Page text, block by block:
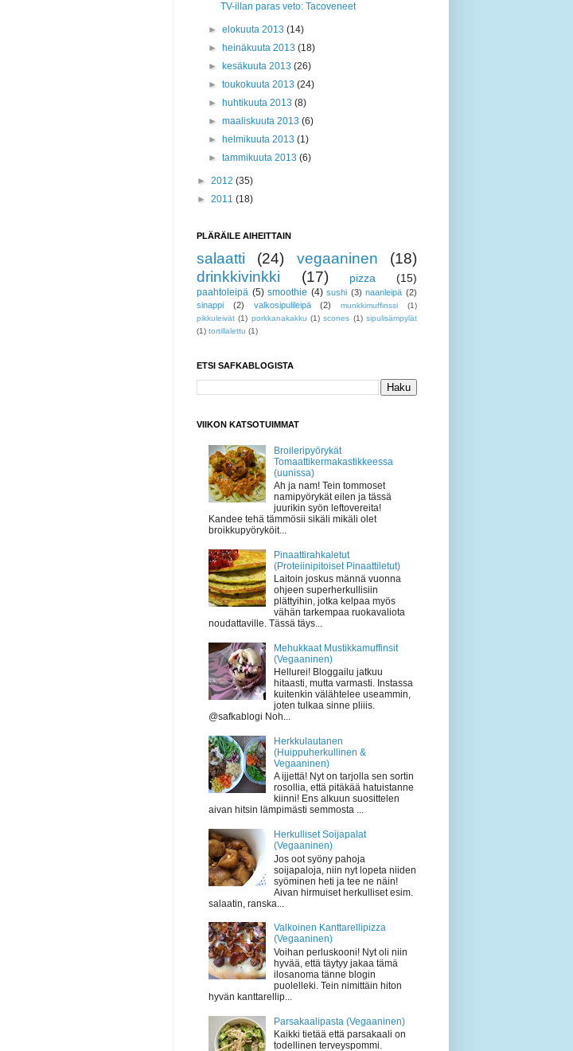
TV-illan paras veto: Tacoveneet
►elokuuta 2013(14)
►
heinäkuuta 2013(18)
►
kesäkuuta 2013(26)
►toukokuuta 2013(24)
►
huhtikuuta 2013(8)
►maaliskuuta 2013(6)
►
helmikuuta 2013(1)
►tammikuuta 2013(6)
► 2012 (35)
► 2011 (18)
PLÄRÄILE AIHEITTAIN
salaatti (24) vegaaninen
(18)
drinkkivinkki
(17) pizza (15)
paahtoleipä (5) smoothie (4) sushi (3) naanleipä (2)
sinappi
(2) valkosipulileipä (2) munkkimuffinssi
(1)
pikkuleivät (1) porkkanakakku (1) scones (1) sipulisämpylät
(1) tortillalettu (1)
ETSI SAFKABLOGISTA
VIIKON KATSOTUIMMAT
Broileripyörykät
Tomaattikermakastikkeessa
(uunissa)
Ah ja nam! Tein tommoset
namipyörykät eilen ja tässä
juurikin syön leftovereita!
Kandee tehä tämmösii sikäli mikäli olet
broikkupyöryköit...
Pinaattirahkaletut
(Proteiinipitoiset Pinaattiletut)
Laitoin joskus männä vuonna
ohjeen superherkullisiin
plättyihin, jotka kelpaa myös
vähän tarkempaa ruokavaliota
noudattaville. Tässä täys...
Mehukkaat Mustikkamuffinsit
(Vegaaninen)
Hellurei! Bloggailu jatkuu
hitaasti, mutta varmasti. Instassa
kuitenkin välähtelee useammin,
joten tulkaa sinne pliiis.
@safkablogi Noh...
Herkkulautanen
(Huippuherkullinen &
Vegaaninen)
A ijjettä! Nyt on tarjolla sen sortin
rosollia, että pitäkää hatuistanne
kiinni! Ens alkuun suosittelen
aivan hitsin lämpimästi semmosta ...
Herkulliset Soijapalat
(Vegaaninen)
Jos oot syöny pahoja
soijapaloja, niin nyt lopeta niiden
syöminen heti ja tee ne näin!
Aivan hirmuiset herkulliset esim.
salaatin, ranska...
Valkoinen Kanttarellipizza
(Vegaaninen)
Voihan perluskooni! Nyt oli niin
hyvää, että täytyy jakaa tämä
ilosanoma tänne blogin
puolelleki. Tein nimittäin hiton
hyvän kanttarellip...
Parsakaalipasta (Vegaaninen)
Kaikki tietää että parsakaali on
todellinen terveyspommi.